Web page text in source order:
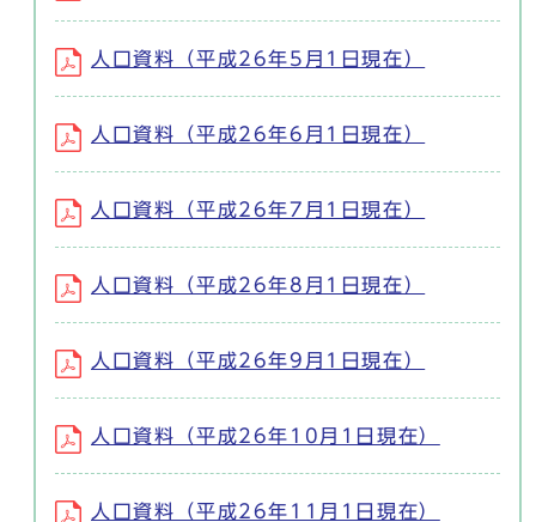
人口資料（平成26年5月1日現在）
人口資料（平成26年6月1日現在）
人口資料（平成26年7月1日現在）
人口資料（平成26年8月1日現在）
人口資料（平成26年9月1日現在）
人口資料（平成26年10月1日現在）
人口資料（平成26年11月1日現在）